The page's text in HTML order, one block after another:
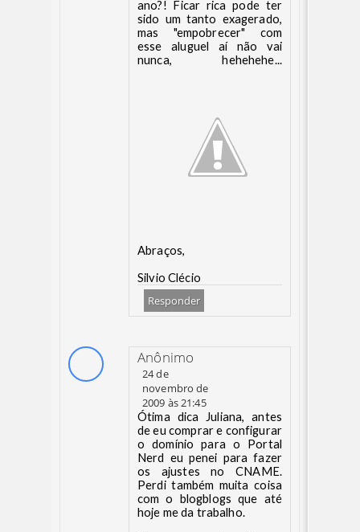
ano?! Ficar rica pode ter
sido um tanto exagerado,
mas "empobrecer" com
esse aluguel aí não vai
nunca, hehehehe...
Abraços,
Silvio Clécio
Responder
Anônimo
24 de
novembro de
2009 às 21:45
Ótima dica Juliana, antes
de eu comprar e configurar
o domínio para o Portal
Nerd eu penei para fazer
os ajustes no CNAME.
Perdi também muita coisa
com o blogblogs que até
hoje me da trabalho.